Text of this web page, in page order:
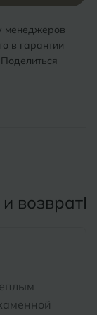
менеджеров
в гарантии
Поделиться
возврат